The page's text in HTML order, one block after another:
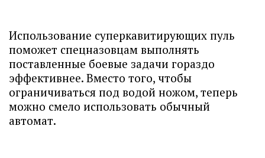
Использование суперкавитирующих пуль
поможет спецназовцам выполнять
поставленные боевые задачи гораздо
эффективнее. Вместо того, чтобы
ограничиваться под водой ножом, теперь
можно смело использовать обычный
автомат.